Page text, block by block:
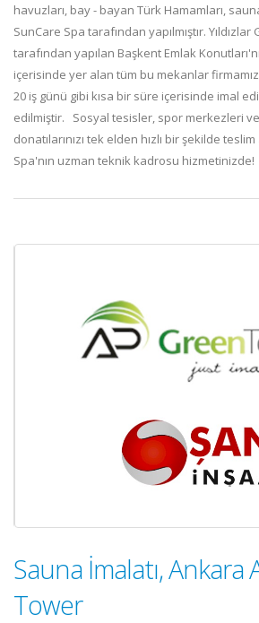
havuzları, bay - bayan Türk Hamamları,
SunCare Spa tarafından yapılmıştır. Yıldızlar
tarafından yapılan Başkent Emlak
içerisinde yer alan tüm bu mekanlar
20 iş günü gibi kısa bir süre içerisinde imal
edilmiştir. Sosyal tesisler, spor merkezleri
donatılarınızı tek elden hızlı bir şekilde
Spa'nın uzman teknik kadrosu hizmetinizde!
Sauna İmalatı, Ankara
Tower